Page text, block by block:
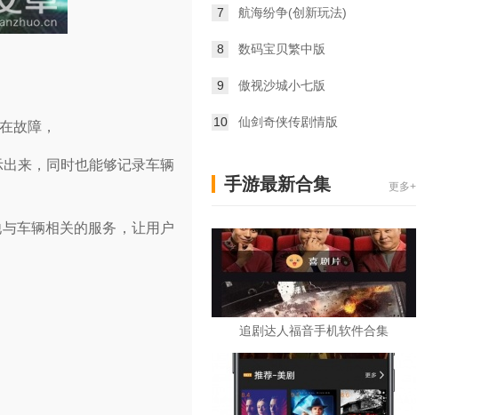
故障，
来，同时也能够记录车辆
车辆相关的服务，让用户
7 航海纷争(创新玩法)
8 数码宝贝繁中版
9 傲视沙城小七版
10 仙剑奇侠传剧情版
手游最新合集 更多+
追剧达人福音手机软件合集